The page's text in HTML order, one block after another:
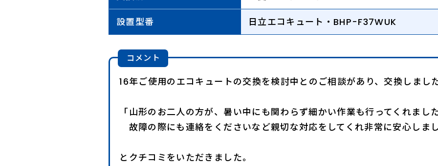
設置型番 日立エコキュート・BHP-F37WUK
コメント
16年ご使用のエコキュートの交換を検討中とのご相談があり、交換しました
「山形のお二人の方が、暑い中にも関わらず細かい作業も行ってくれました
故障の際にも連絡をくださいなど親切な対応をしてくれ非常に安心しまし
とクチコミをいただきました。